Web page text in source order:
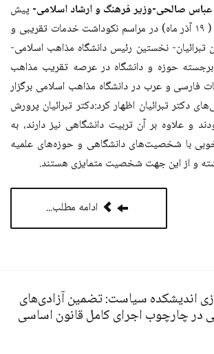
صالحی-وزیر فرهنگ و ارشاد اسلامی- پیش
از ظهر امروز دوشنبه ( ۱۹ آذر ماه) در مراسم نکوداشت خدمات تقریبی و
نخستین رئیس دانشگاه مذاهب اسلامی-
حوزه و دانشگاه در عرصه تقریب مذاهب
فارسی و عرب در دانشگاه مذاهب اسلامی برگزار
دکتر تبرائیان اظهار کرد:دکتر تبرائیان پرورش
و علاوه بر آن تربیت دانشگاهی نیز دارند، به
با شخصیت‌های دانشگاهی و حوزه‌های علمیه
و از این جهت شخصیت متمایزی هستند.
ادامه مطلب...
اندیشکده سیاست: تضمین آزادی‌های
در چارچوب اجرای کامل قانون اساسی